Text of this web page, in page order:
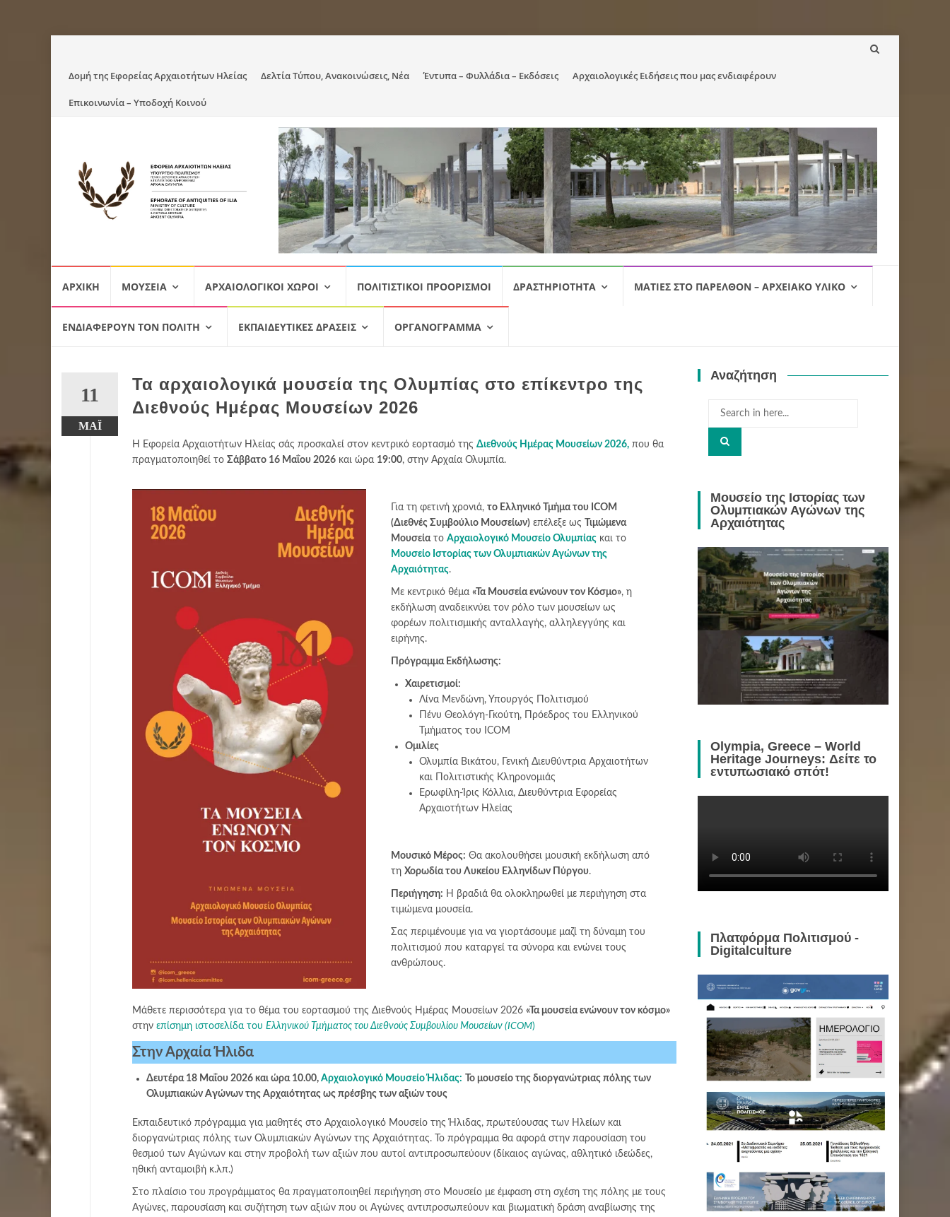
Skip
to
Δομή της Εφορείας Αρχαιοτήτων Ηλείας Δελτία Τύπου, Ανακοινώσεις, Νέα Έντυπα – Φυλλάδια – Εκδόσεις Αρχαιολογικές Ειδήσεις που μας ενδιαφέρουν
Επικοινωνία – Υποδοχή Κοινού
content
ΑΡΧΙΚΉ ΜΟΥΣΕΊΑ ΑΡΧΑΙΟΛΟΓΙΚΟΊ ΧΏΡΟΙ ΠΟΛΙΤΙΣΤΙΚΟΊ ΠΡΟΟΡΙΣΜΟΊ ΔΡΑΣΤΗΡΙΌΤΗΤΑ ΜΑΤΙΈΣ ΣΤΟ ΠΑΡΕΛΘΌΝ – ΑΡΧΕΙΑΚΌ ΥΛΙΚΌ
ΕΝΔΙΑΦΈΡΟΥΝ ΤΟΝ ΠΟΛΊΤΗ ΕΚΠΑΙΔΕΥΤΙΚΈΣ ΔΡΆΣΕΙΣ ΟΡΓΑΝΌΓΡΑΜΜΑ
11
ΜΆΙ
Τα αρχαιολογικά μουσεία της Ολυμπίας στο επίκεντρο της
Διεθνούς Ημέρας Μουσείων 2026
Η Εφορεία Αρχαιοτήτων Ηλείας σάς προσκαλεί στον κεντρικό εορτασμό της Διεθνούς Ημέρας Μουσείων 2026, που θα
πραγματοποιηθεί το Σάββατο 16 Μαΐου 2026 και ώρα 19:00, στην Αρχαία Ολυμπία.
Για τη φετινή χρονιά,το Ελληνικό Τμήμα του ICOM
(Διεθνές Συμβούλιο Μουσείων) επέλεξε ως
Τιμώμενα
ΜουσείατοΑρχαιολογικό Μουσείο Ολυμπίας και το
Μουσείο Ιστορίας των Ολυμπιακών Αγώνων της
Αρχαιότητας.
Με κεντρικό θέμα«Τα Μουσεία ενώνουν τον Κόσμο», η
εκδήλωση αναδεικνύει τον ρόλο των μουσείων ως
φορέων πολιτισμικής ανταλλαγής, αλληλεγγύης και
ειρήνης.
Πρόγραμμα Εκδήλωσης:
Χαιρετισμοί:
Λίνα Μενδώνη, Υπουργός Πολιτισμού
Πένυ Θεολόγη-Γκούτη, Πρόεδρος του Ελληνικού
Τμήματος του ICOM
Ομιλίες
Ολυμπία Βικάτου, Γενική Διευθύντρια Αρχαιοτήτων
και Πολιτιστικής Κληρονομιάς
Ερωφίλη-Ίρις Κόλλια, Διευθύντρια Εφορείας
Αρχαιοτήτων Ηλείας
Μουσικό Μέρος: Θα ακολουθήσει μουσική εκδήλωση από
τηΧορωδία του Λυκείου Ελληνίδων Πύργου.
Περιήγηση: Η βραδιά θα ολοκληρωθεί με περιήγηση στα
τιμώμενα μουσεία.
Σας περιμένουμε για να γιορτάσουμε μαζί τη δύναμη του
πολιτισμού που καταργεί τα σύνορα και ενώνει τους
ανθρώπους.
Μάθετε περισσότερα για το θέμα του εορτασμού της Διεθνούς Ημέρας Μουσείων 2026 «Τα μουσεία ενώνουν τον κόσμο»
στην επίσημη ιστοσελίδα του Ελληνικού Τμήματος του Διεθνούς Συμβουλίου Μουσείων (ICOM)
Στην Αρχαία Ήλιδα
Δευτέρα 18 Μαΐου 2026 και ώρα 10.00, Αρχαιολογικό Μουσείο Ήλιδας:
Το μουσείο της διοργανώτριας πόλης των
Ολυμπιακών Aγώνων της Αρχαιότητας ως πρέσβης των αξιών τους
Εκπαιδευτικό πρόγραμμα για μαθητές στο Aρχαιολογικό Mουσείο της Ήλιδας, πρωτεύουσας των Ηλείων και
διοργανώτριας πόλης των Ολυμπιακών Aγώνων της Αρχαιότητας. Το πρόγραμμα θα αφορά στην παρουσίαση του
θεσμού των Aγώνων και στην προβολή των αξιών που αυτοί αντιπροσωπεύουν (δίκαιος αγώνας, αθλητικό ιδεώδες,
ηθική ανταμοιβή κ.λπ.)
Στο πλαίσιο του προγράμματος θα πραγματοποιηθεί περιήγηση στο Μουσείο με έμφαση στη σχέση της πόλης με τους
Aγώνες, παρουσίαση και συζήτηση των αξιών που οι Aγώνες αντιπροσωπεύουν και βιωματική δράση αναβίωσης της
Αναζήτηση
Search
Μουσείο της Ιστορίας των
Ολυμπιακών Αγώνων της
Αρχαιότητας
Olympia, Greece – World
Heritage Journeys: Δείτε το
εντυπωσιακό σπότ!
Πλατφόρμα Πολιτισμού -
Digitalculture